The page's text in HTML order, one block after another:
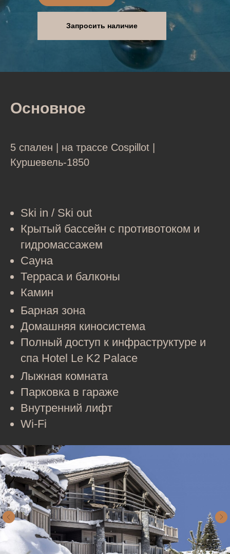
Запросить наличие
Основное
5 спален | на трассе Cospillot |
Куршевель-1850
Ski in / Ski out
Крытый бассейн с противотоком и
гидромассажем
Сауна
Терраса и балконы
Камин
Барная зона
Домашняя киносистема
Полный доступ к инфраструктуре и
спа Hotel Le K2 Palace
Лыжная комната
Парковка в гараже
Внутренний лифт
Wi‑Fi